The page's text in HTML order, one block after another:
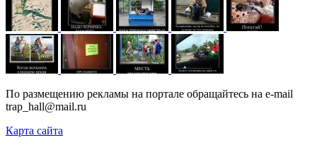
По размещению рекламы на портале обращайтесь на e-mail
trap_hall@mail.ru
Карта сайта